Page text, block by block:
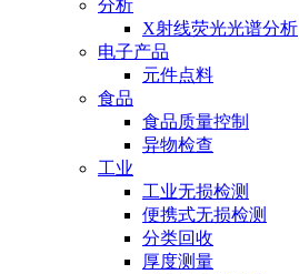
分析
X射线荧光光谱分析
电子产品
元件点料
食品
食品质量控制
异物检查
工业
工业无损检测
便携式无损检测
分类回收
厚度测量